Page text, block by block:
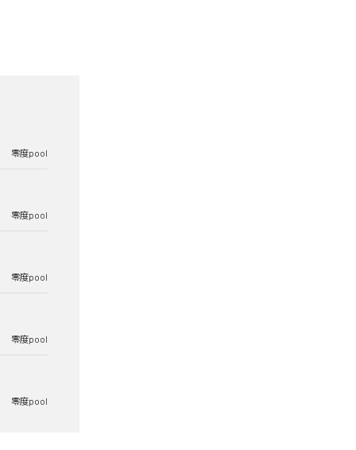
零度pool
零度pool
零度pool
零度pool
零度pool